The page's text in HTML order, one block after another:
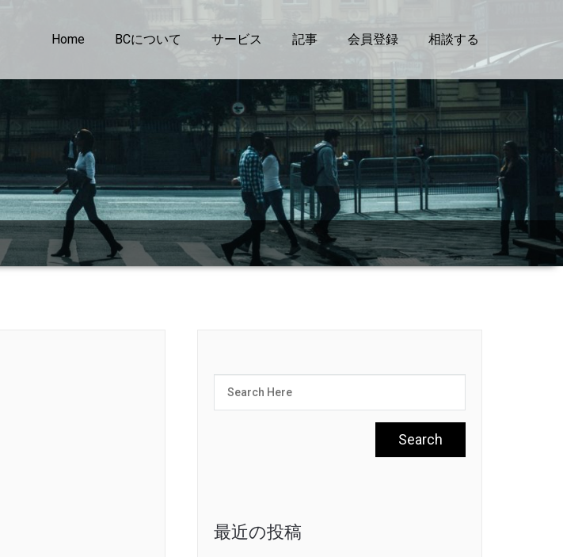
Home BCについて サービス 記事 会員登録 相談する
最近の投稿